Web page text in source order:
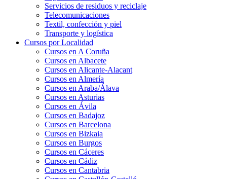
Servicios de residuos y reciclaje
Telecomunicaciones
Textil, confección y piel
Transporte y logística
Cursos por Localidad
Cursos en A Coruña
Cursos en Albacete
Cursos en Alicante-Alacant
Cursos en Almería
Cursos en Araba/Álava
Cursos en Asturias
Cursos en Ávila
Cursos en Badajoz
Cursos en Barcelona
Cursos en Bizkaia
Cursos en Burgos
Cursos en Cáceres
Cursos en Cádiz
Cursos en Cantabria